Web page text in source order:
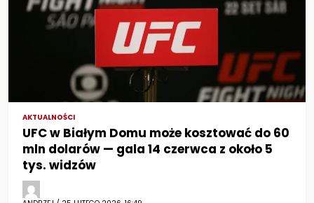
AKTUALNOŚCI
UFC w Białym Domu może kosztować do 60
mln dolarów — gala 14 czerwca z około 5
tys. widzów